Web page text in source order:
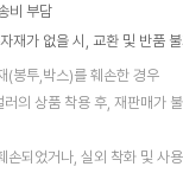
비 부담
재가 없을 시, 교환 및 반품 불
(봉투,박스)를 훼손한 경우
의 상품 착용 후, 재판매가
손되었거나, 실외 착화 및 사용